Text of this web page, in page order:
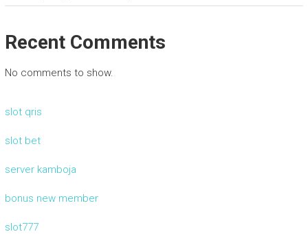
Recent Comments
No comments to show.
slot qris
slot bet
server kamboja
bonus new member
slot777